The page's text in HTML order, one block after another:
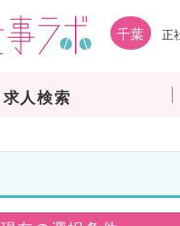
千葉 正
求人検索